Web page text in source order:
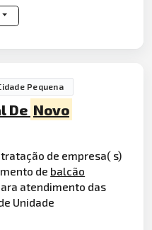
Pequena
De Novo
de empresa( s)
de balcão
atendimento das
Unidade